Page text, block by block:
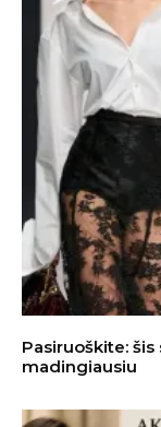
Pasiruoškite:
madingiausiu